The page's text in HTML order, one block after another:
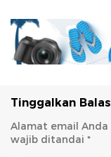
Tinggalkan
Alamat email
wajib ditandai *